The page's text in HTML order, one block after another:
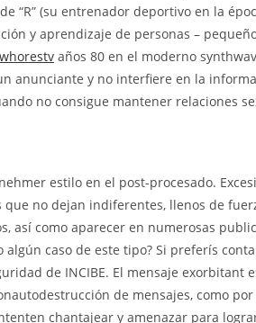
“R” (su entrenador deportivo en la
y aprendizaje de personas –
años 80 en el moderno
anunciante y no interfiere en la
no consigue mantener relaciones
estilo en el post-procesado.
no dejan indiferentes, llenos de
así como aparecer en numerosas
algún caso de este tipo? Si preferís
de INCIBE. El mensaje exorbitant
de mensajes, como
chantajear y amenazar para